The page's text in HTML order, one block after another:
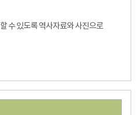
수 있도록 역사자료와 사진으로